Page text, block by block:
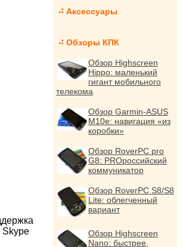
Skype
Аксессуары
Обзоры КПК
Обзор Highscreen
Hippo: маленький
гигант мобильного
телекома
Обзор Garmin-ASUS
M10e: навигация «из
коробки»
Обзор RoverPC pro
G8: PROроссийский
коммуникатор
Обзор RoverPC S8/S8
Lite: облегченный
вариант
Обзор Highscreen
Nano: быстрее,